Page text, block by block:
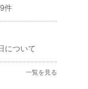
件
について
一覧を見る